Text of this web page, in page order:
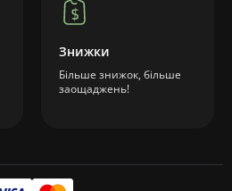
Знижки
Більше знижок, більше
заощаджень!